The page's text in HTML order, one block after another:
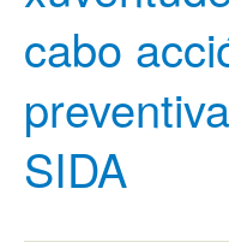
cabo
SIDA